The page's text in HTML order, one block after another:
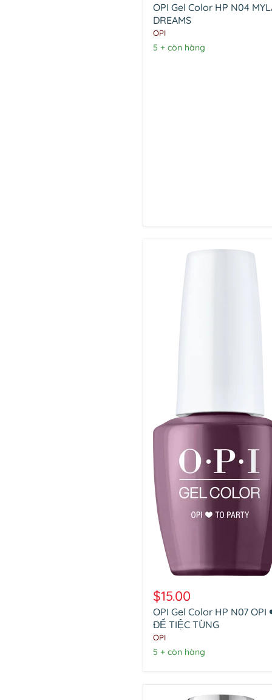
HP
N04
MYLAR
DREAMS
OPI Gel Color HP N04
DREAMS
OPI
5 + còn hàng
Gel
Color
HP
N07
OPI
❤️
ĐỂ
$15.00
OPI Gel Color HP N07 OPI
ĐỂ TIỆC TÙNG
OPI
5 + còn hàng